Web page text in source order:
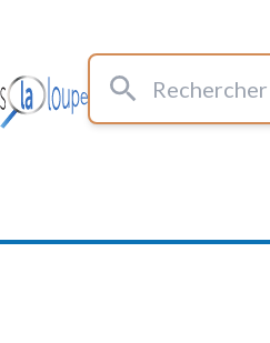
Rechercher un terme